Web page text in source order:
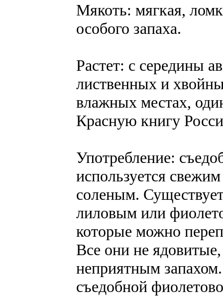
Мякоть: мягкая,
особого запаха.
Растет: с середины
лиственных и
влажных местах,
Красную книгу
Употребление:
используется
соленым.
лиловым или
которые можно
Все они не
неприятным
съедобной